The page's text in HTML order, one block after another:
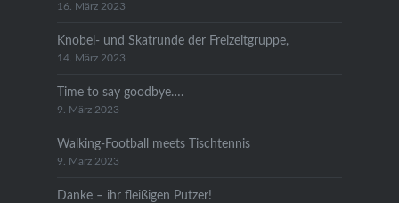
16. März 2023
Knobel- und Skatrunde der Freizeitgruppe,
14. März 2023
Time to say goodbye….
9. März 2023
Walking-Football meets Tischtennis
9. März 2023
Danke – ihr fleißigen Putzer!